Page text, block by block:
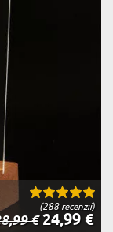
(288 recenzií)
€24,99 €